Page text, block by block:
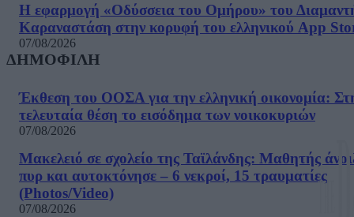
Η εφαρμογή «Οδύσσεια του Ομήρου» του
Καραναστάση στην κορυφή του ελληνικού App
07/08/2026
ΔΗΜΟΦΙΛΗ
Έκθεση του ΟΟΣΑ για την ελληνική οικονομία:
τελευταία θέση το εισόδημα των νοικοκυριών
07/08/2026
Μακελειό σε σχολείο της Ταϊλάνδης: Μαθητής
πυρ και αυτοκτόνησε – 6 νεκροί, 15 τραυματίες
(Photos/Video)
07/08/2026